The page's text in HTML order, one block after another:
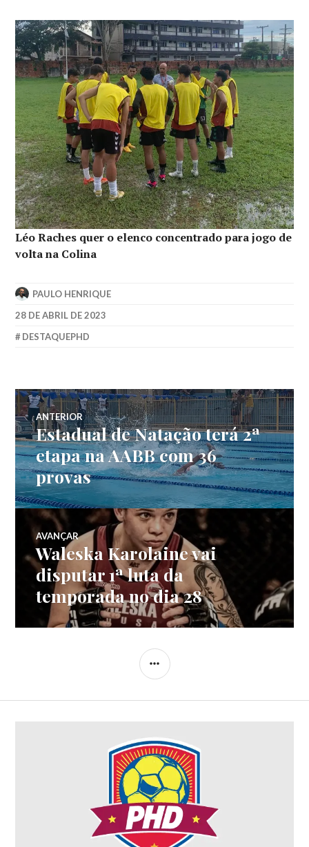
Léo Raches quer o elenco concentrado para jogo de
volta na Colina
PAULO HENRIQUE
28 DE ABRIL DE 2023
DESTAQUEPHD
ANTERIOR
Estadual de Natação terá 2ª
etapa na AABB com 36
provas
AVANÇAR
Waleska Karolaine vai
disputar 1ª luta da
temporada no dia 28